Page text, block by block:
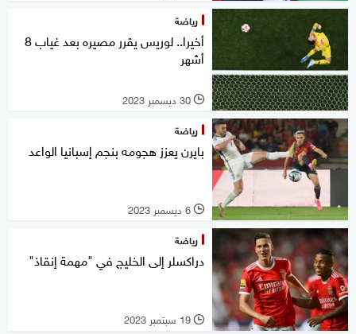
رياضة
أخيرا.. لوريس يقرر مصيره بعد غياب 8
أشهر
l 30 ديسمبر 2023
رياضة
بايرن يعزز هجومه بنجم إسبانيا الواعد
l 6 ديسمبر 2023
رياضة
دراكسلر إلى الخليج في "مهمة إنقاذ"
l 19 سبتمبر 2023